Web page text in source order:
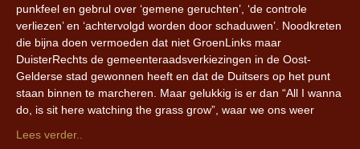
punkfeel en gebrul over ‘gemene geruchten’, ‘de controle
verliezen’ en ‘achtervolgd worden door schaduwen’. Noodkreten
die bijna doen vermoeden dat niet GroenLinks maar
DuisterRechts de gemeenteraadsverkiezingen in de Oost-
Gelderse stad gewonnen heeft en dat de Duitsers op het punt
staan binnen te marcheren. Maar gelukkig is er dan “All I wanna
do, is sit here watching the grass grow”, waar we ons weer
Lees verder..